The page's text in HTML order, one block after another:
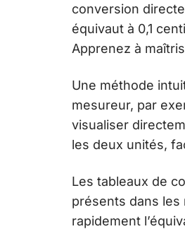
conversion
équivaut à 0,1
Apprenez à
Une méthode
mesureur, par
visualiser
les deux unités,
Les tableaux de
présents dans
rapidement